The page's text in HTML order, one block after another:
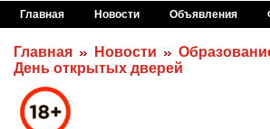
Главная Новости Объявления
Главная Новости
День открытых дверей